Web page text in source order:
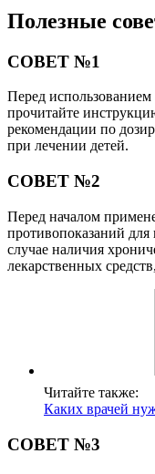
Полезные
СОВЕТ №1
Перед использованием
прочитайте
рекомендации по
при лечении детей.
СОВЕТ №2
Перед началом
противопоказаний для
случае наличия
лекарственных
Читайте также:
Каких врачей
СОВЕТ №3